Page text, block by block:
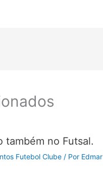
também no Futsal.
Futebol Clube/ Por Edmar